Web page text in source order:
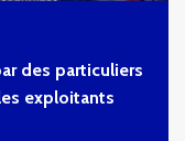
des particuliers
exploitants